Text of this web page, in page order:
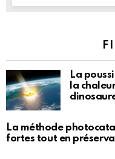
La
la
La méthode
fortes tout en